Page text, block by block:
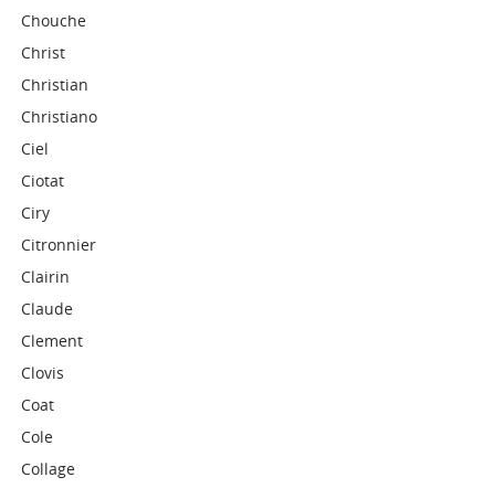
Chouche
Christ
Christian
Christiano
Ciel
Ciotat
Ciry
Citronnier
Clairin
Claude
Clement
Clovis
Coat
Cole
Collage